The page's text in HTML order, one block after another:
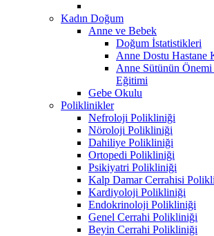
Kadın Doğum
Anne ve Bebek
Doğum İstatistikleri
Anne Dostu Hastane
Anne Sütünün Önemi
Eğitimi
Gebe Okulu
Poliklinikler
Nefroloji Polikliniği
Nöroloji Polikliniği
Dahiliye Polikliniği
Ortopedi Polikliniği
Psikiyatri Polikliniği
Kalp Damar Cerrahisi
Kardiyoloji Polikliniği
Endokrinoloji Polikliniği
Genel Cerrahi Polikliniği
Beyin Cerrahi Polikliniği